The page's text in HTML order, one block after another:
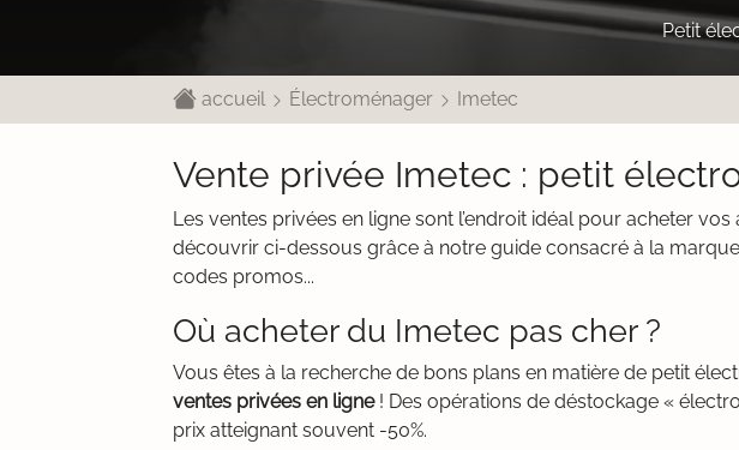
Petit
accueil Électroménager Imetec
Vente privée Imetec : petit
Les ventes privées en ligne sont l’endroit idéal pour acheter
découvrir ci-dessous grâce à notre guide consacré à la
codes promos...
Où acheter du Imetec pas cher ?
Vous êtes à la recherche de bons plans en matière de petit
ventes privées en ligne! Des opérations de déstockage «
prix atteignant souvent -50%.